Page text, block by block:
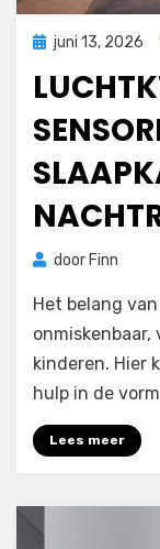
Geplaatst
juni 13, 2026
door Finn
Het belang
kinderen. Hier
hulp in de
Lees meer